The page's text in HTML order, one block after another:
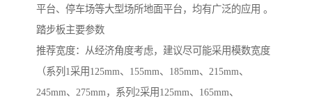
平台、停车场等大型场所地面平台，均有广泛的应用 。
踏步板主要参数
推荐宽度：从经济角度考虑，建议尽可能采用模数宽度
（系列1采用125mm、155mm、185mm、215mm、
245mm、275mm，系列2采用125mm、165mm、